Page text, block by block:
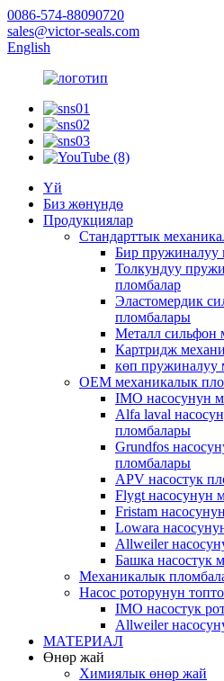
0086-574-88090720
sales@victor-seals.com
English
Үй
Биз жөнүндө
Продукциялар
Стандарттык
Бир пружиналуу
Толкундуу
пломбалар
Эластомердик
пломбалары
Металл сильфон
Картридж
көп пружиналуу
OEM механикалык
IMO насосунун
Alfa laval
пломбалары
Grundfos
пломбалары
APV насостук
Flygt насосунун
Fristam
Lowara
Allweiler
Башка насостук
Механикалык
Насос роторунун
IMO насостук
Allweiler
МАТЕРИАЛ
Өнөр жай
Химиялык өнөр жай